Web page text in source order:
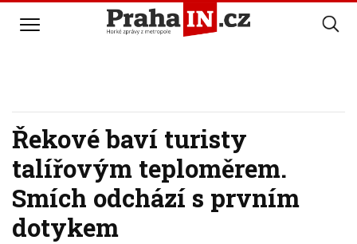
Řekové baví turisty
talířovým teploměrem.
Smích odchází s prvním
dotykem